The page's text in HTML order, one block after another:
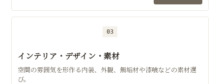
03
インテリア・デザイン・素材
空間の雰囲気を形作る内装、外観、無垢材や漆喰などの素材選
び。